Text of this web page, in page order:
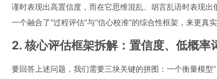
谨时表现出高置信度，而在它思维混乱、胡言乱语时表现
一个融合了“过程评估”与“信心校准”的综合性框架，来更真
2. 核心评估框架拆解：置信度、低概率
要回答上述问题，我们需要三块关键的拼图：一个衡量模型